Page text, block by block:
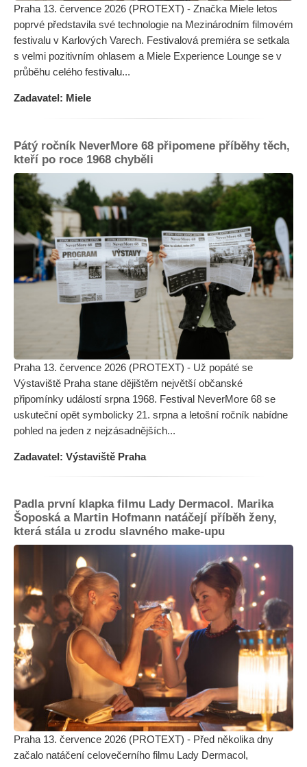
Praha 13. července 2026 (PROTEXT) - Značka Miele letos
poprvé představila své technologie na Mezinárodním filmovém
festivalu v Karlových Varech. Festivalová premiéra se setkala
s velmi pozitivním ohlasem a Miele Experience Lounge se v
průběhu celého festivalu...
Zadavatel: Miele
Pátý ročník NeverMore 68 připomene příběhy těch,
kteří po roce 1968 chyběli
Praha 13. července 2026 (PROTEXT) - Už popáté se
Výstaviště Praha stane dějištěm největší občanské
připomínky událostí srpna 1968. Festival NeverMore 68 se
uskuteční opět symbolicky 21. srpna a letošní ročník nabídne
pohled na jeden z nejzásadnějších...
Zadavatel: Výstaviště Praha
Padla první klapka filmu Lady Dermacol. Marika
Šoposká a Martin Hofmann natáčejí příběh ženy,
která stála u zrodu slavného make-upu
Praha 13. července 2026 (PROTEXT) - Před několika dny
začalo natáčení celovečerního filmu Lady Dermacol,